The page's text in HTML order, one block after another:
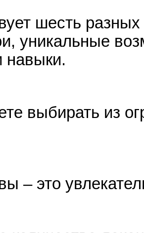
шесть
уникальные
навыки.
выбирать из
– это